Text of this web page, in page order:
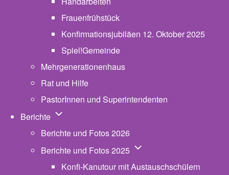
Frauenfrühstück
Konfirmationsjubiläen 12. Oktober 2025
Spiel!Gemeinde
Mehrgenerationenhaus
Rat und Hilfe
PastorInnen und Superintendenten
Berichte Unternavigation von Berichte
Berichte und Fotos 2026
Berichte und Fotos 2025 Unternavigation von
Konfi-Kanutour mit Austauschschülern